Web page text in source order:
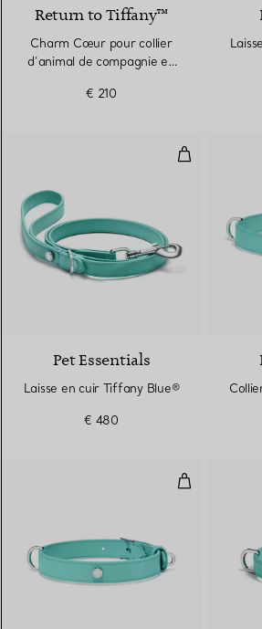
Return to Tiffany™
Charm Cœur pour collier
d’animal de compagnie en
€ 210
Laisse en
Pet Essentials
Laisse en cuir Tiffany Blue®
€ 480
Collier en